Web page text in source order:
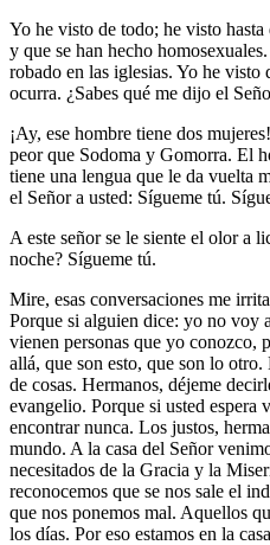
Yo he visto de todo; he visto hasta
y que se han hecho
robado en las iglesias. Yo he visto
ocurra. ¿Sabes qué me dijo el
¡Ay, ese hombre tiene dos
peor que Sodoma y Gomorra. El
tiene una lengua que le da vuelta
el Señor a usted: Sígueme tú.
A este señor se le siente el olor a
noche? Sígueme tú.
Mire, esas conversaciones me
Porque si alguien dice: yo no
vienen personas que yo conozco,
allá, que son esto, que son lo
de cosas. Hermanos, déjeme
evangelio. Porque si usted espera
encontrar nunca. Los justos,
mundo. A la casa del Señor
necesitados de la Gracia y la
reconocemos que se nos sale el
que nos ponemos mal. Aquellos
los días. Por eso estamos en la